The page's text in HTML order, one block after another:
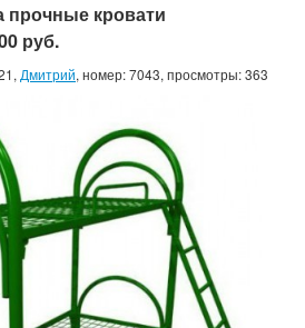
прочные кровати
руб.
Дмитрий, номер: 7043, просмотры: 363